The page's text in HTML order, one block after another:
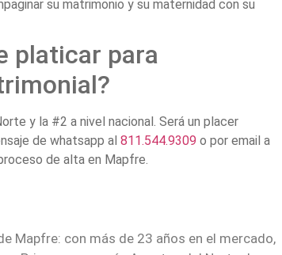
su matrimonio y su maternidad con su
platicar para
y la #2 a nivel nacional. Será un placer
de whatsapp al 811.544.9309 o por email a
de alta en Mapfre.
Mapfre: con más de 23 años en el mercado,